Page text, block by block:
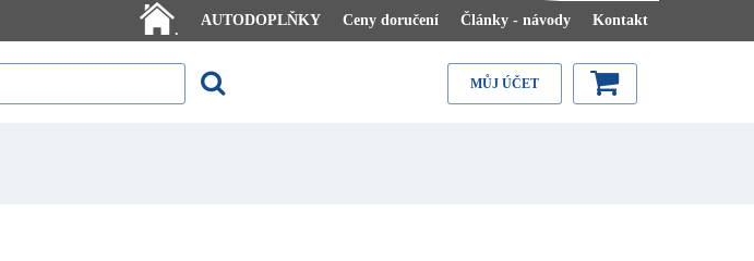
.
AUTODOPLŇKY Ceny doručení Články - návody Kontakt
MŮJ ÚČET